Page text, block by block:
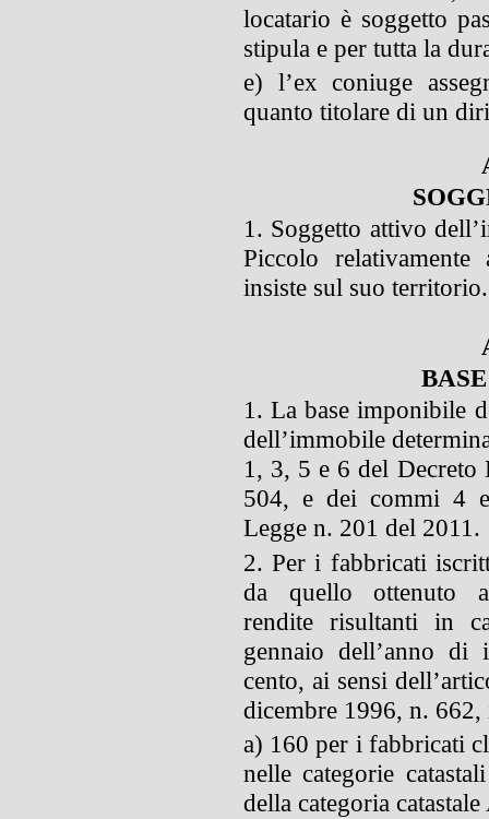
locatario è soggetto
stipula e per tutta la
e) l’ex coniuge
quanto titolare di un
1. Soggetto attivo
Piccolo
insiste sul suo territorio.
1. La base imponibile
dell’immobile
1, 3, 5 e 6 del
504, e dei commi 4
Legge n. 201 del 2011.
2. Per i fabbricati
da quello ottenuto
rendite risultanti in
gennaio dell’anno di
cento, ai sensi
dicembre 1996, n.
a) 160 per i fabbricati
nelle categorie
della categoria